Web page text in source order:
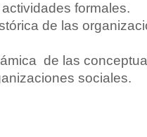
formales.
de las
de las
sociales.